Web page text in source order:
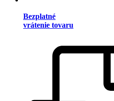
Bezplatné
vrátenie tovaru